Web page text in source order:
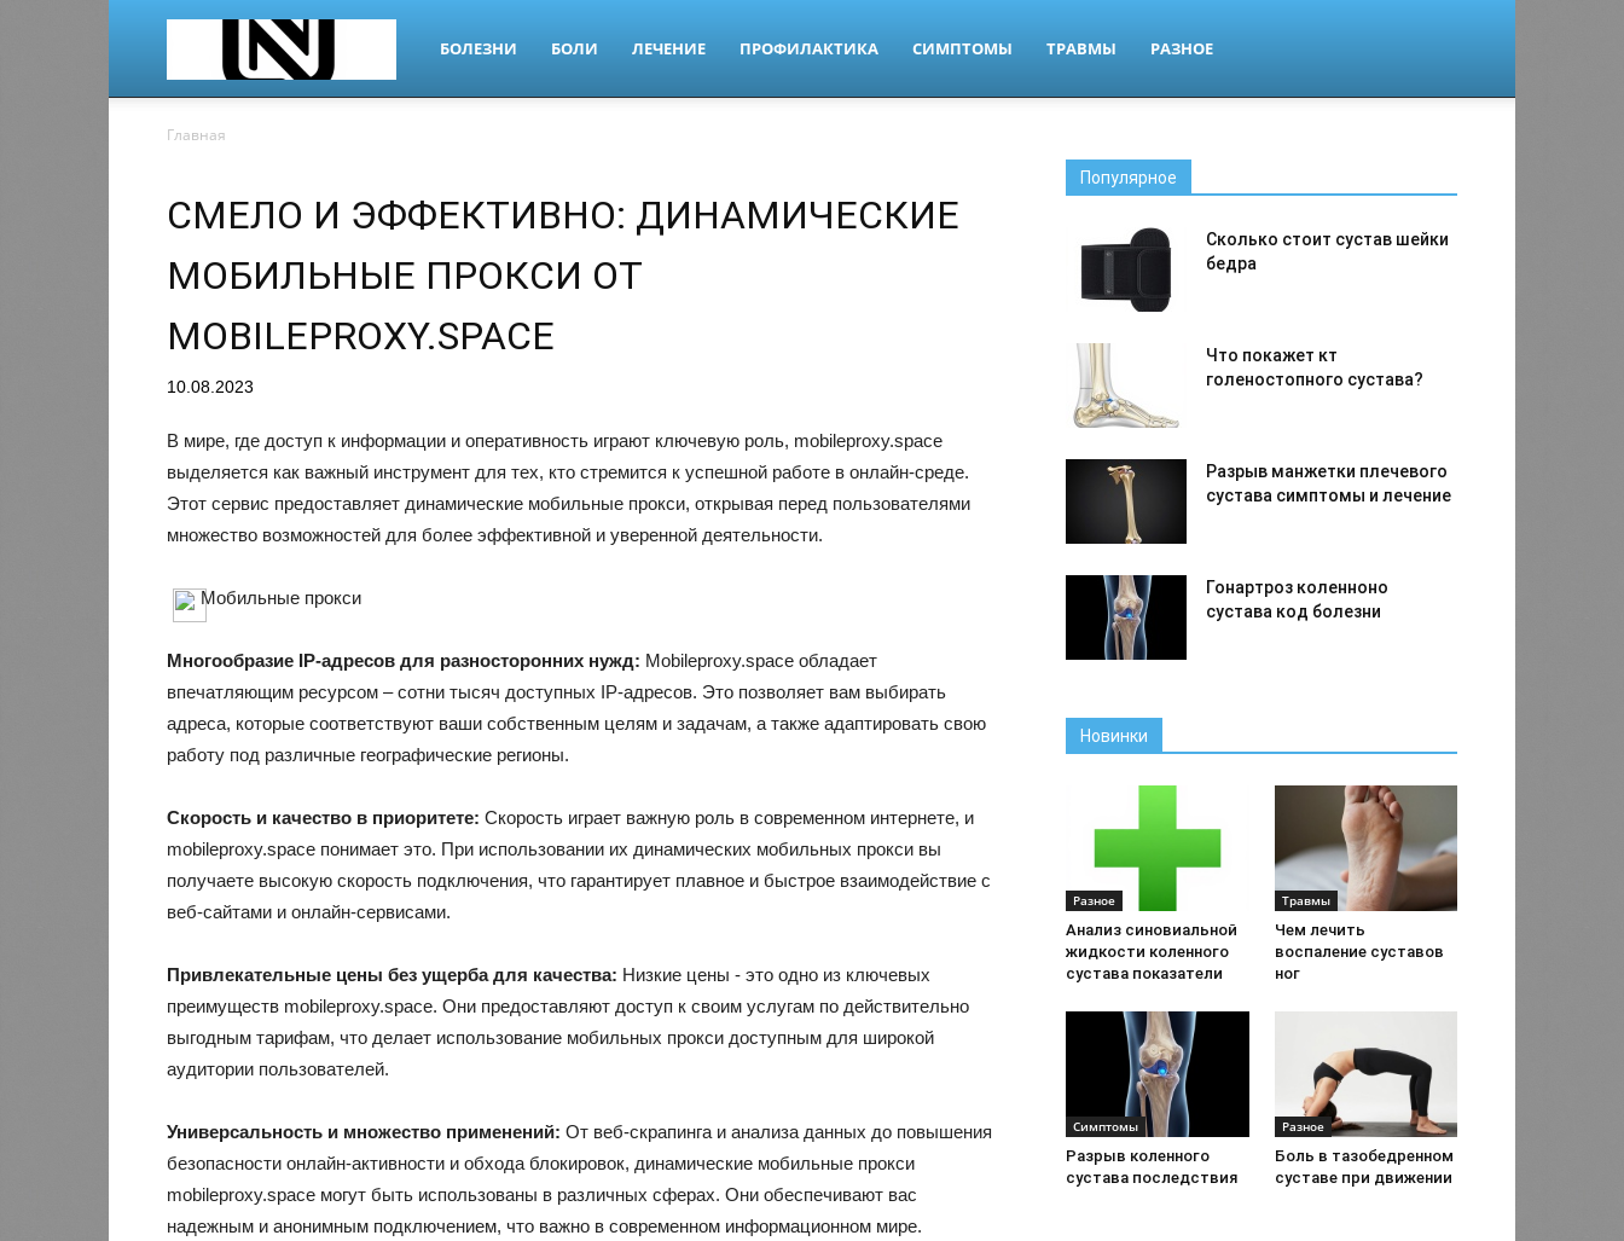
nano-
БОЛЕЗНИ БОЛИ ЛЕЧЕНИЕ ПРОФИЛАКТИКА СИМПТОМЫ ТРАВМЫ РАЗНОЕ
Главная
СМЕЛО И ЭФФЕКТИВНО: ДИНАМИЧЕСКИЕ
МОБИЛЬНЫЕ ПРОКСИ ОТ
MOBILEPROXY.SPACE
10.08.2023
В мире, где доступ к информации и оперативность играют ключевую роль, mobileproxy.space
выделяется как важный инструмент для тех, кто стремится к успешной работе в онлайн-среде.
Этот сервис предоставляет динамические мобильные прокси, открывая перед пользователями
множество возможностей для более эффективной и уверенной деятельности.
Мобильные прокси
Многообразие IP-адресов для разносторонних нужд: Mobileproxy.space обладает
впечатляющим ресурсом – сотни тысяч доступных IP-адресов. Это позволяет вам выбирать
адреса, которые соответствуют ваши собственным целям и задачам, а также адаптировать свою
работу под различные географические регионы.
Скорость и качество в приоритете: Скорость играет важную роль в современном интернете, и
mobileproxy.space понимает это. При использовании их динамических мобильных прокси вы
получаете высокую скорость подключения, что гарантирует плавное и быстрое взаимодействие с
веб-сайтами и онлайн-сервисами.
Привлекательные цены без ущерба для качества: Низкие цены - это одно из ключевых
преимуществ mobileproxy.space. Они предоставляют доступ к своим услугам по действительно
выгодным тарифам, что делает использование мобильных прокси доступным для широкой
аудитории пользователей.
Универсальность и множество применений: От веб-скрапинга и анализа данных до повышения
безопасности онлайн-активности и обхода блокировок, динамические мобильные прокси
mobileproxy.space могут быть использованы в различных сферах. Они обеспечивают вас
надежным и анонимным подключением, что важно в современном информационном мире.
Популярное
Сколько стоит сустав шейки
бедра
Что покажет кт
голеностопного сустава?
Разрыв манжетки плечевого
сустава симптомы и лечение
Гонартроз коленноно
сустава код болезни
Новинки
Разное
Анализ синовиальной
жидкости коленного
сустава показатели
Травмы
Чем лечить
воспаление суставов
ног
Симптомы
Разрыв коленного
сустава последствия
Разное
Боль в тазобедренном
суставе при движении